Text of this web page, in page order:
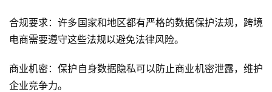
合规要求：许多国家和地区都有严格的数据保护法规，跨境
电商需要遵守这些法规以避免法律风险。
商业机密：保护自身数据隐私可以防止商业机密泄露，维护
企业竞争力。